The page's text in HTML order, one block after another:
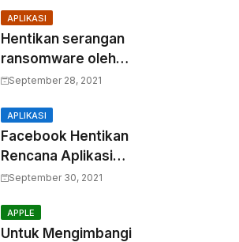
APLIKASI
Hentikan serangan
ransomware oleh
hacker! Berikut adalah
September 28, 2021
APLIKASI
Facebook Hentikan
Rencana Aplikasi
Instagram Kids
September 30, 2021
APPLE
Untuk Mengimbangi